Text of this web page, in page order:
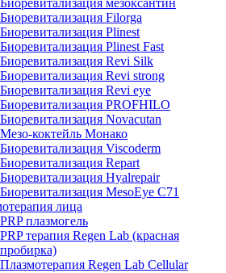
Биоревитализация мезоксантин
Биоревитализация Filorga
Биоревитализация Plinest
Биоревитализация Plinest Fast
Биоревитализация Revi Silk
Биоревитализация Revi strong
Биоревитализация Revi eye
Биоревитализация PROFHILO
Биоревитализация Novacutan
Мезо-коктейль Монако
Биоревитализация Viscoderm
Биоревитализация Repart
Биоревитализация Hyalrepair
Биоревитализация MesoEye C71
лица
PRP плазмогель
PRP терапия Regen Lab (красная
пробирка)
Плазмотерапия Regen Lab Cellular